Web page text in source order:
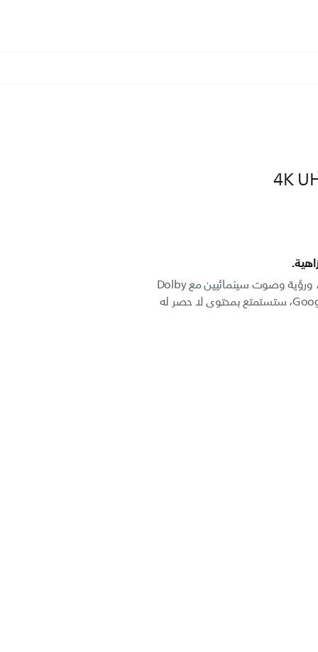
استعد لتجربة ألوان QLED بدقة 4K، ورؤية وصوت سينمائيين مع Dolby
Vision وDolby Atmos. مع Google TV، ستستمتع بمحتوى لا حصر له